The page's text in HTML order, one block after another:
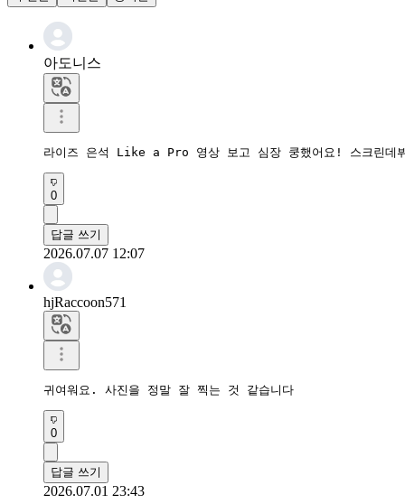
아도니스
라이즈 은석 Like a Pro 영상 보고 심장 쿵했어요! 스크린
0
답글 쓰기
2026.07.07 12:07
hjRaccoon571
귀여워요. 사진을 정말 잘 찍는 것 같습니다
0
답글 쓰기
2026.07.01 23:43